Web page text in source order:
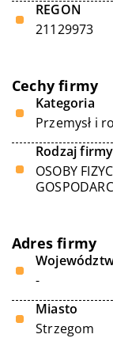
REGON
21129973
Cechy firmy
Kategoria
Przemysł i
Rodzaj firmy
OSOBY
Adres firmy
-
Miasto
Strzegom